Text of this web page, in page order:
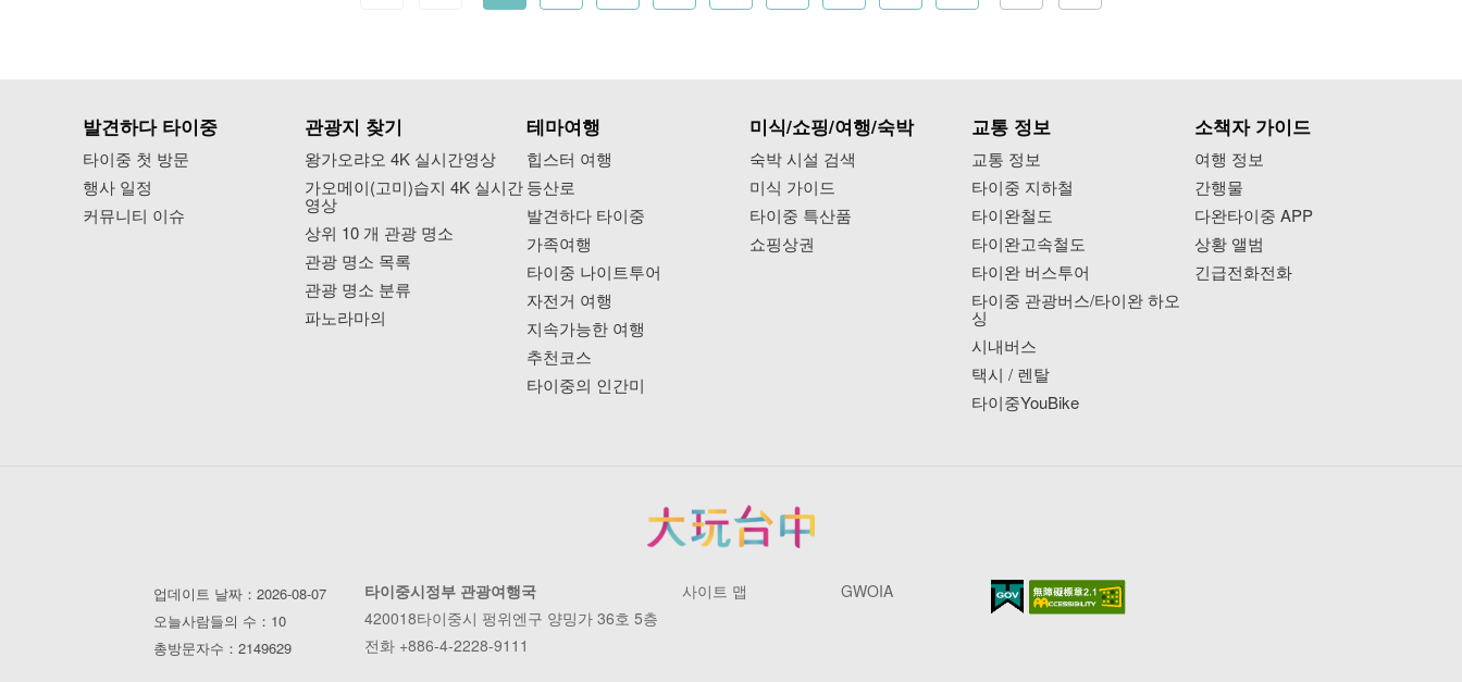
발견하다 타이중
타이중 첫 방문
행사 일정
커뮤니티 이슈
관광지 찾기
왕가오랴오 4K 실시간영상
가오메이(고미)습지 4K 실시간
영상
상위 10 개 관광 명소
관광 명소 목록
관광 명소 분류
파노라마의
테마여행
힙스터 여행
등산로
발견하다 타이중
가족여행
타이중 나이트투어
자전거 여행
지속가능한 여행
추천코스
타이중의 인간미
미식/쇼핑/여행/숙박
숙박 시설 검색
미식 가이드
타이중 특산품
쇼핑상권
교통 정보
교통 정보
타이중 지하철
타이완철도
타이완고속철도
타이완 버스투어
타이중 관광버스/타이완 하오
싱
시내버스
택시 / 렌탈
타이중YouBike
소책자 가이드
여행 정보
간행물
다완타이중 APP
상황 앨범
긴급전화전화
업데이트 날짜：2026-08-07
오늘사람들의 수：10
총방문자수：2149629
타이중시정부 관광여행국
420018타이중시 펑위엔구 양밍가 36호 5층
전화 +886-4-2228-9111
사이트 맵 GWOIA